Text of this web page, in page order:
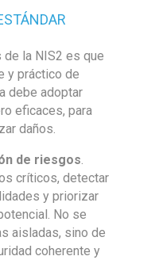
la NIS2 es que
y práctico de
debe adoptar
eficaces, para
daños.
de riesgos
críticos, detectar
y priorizar
No se
aisladas, sino de
coherente y